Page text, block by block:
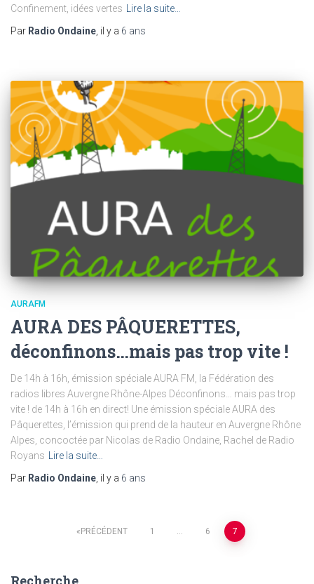
Confinement, idées vertes Lire la suite…
Par Radio Ondaine, il y a 6 ans
AURAFM
AURA DES PÂQUERETTES,
déconfinons…mais pas trop vite !
De 14h à 16h, émission spéciale AURA FM, la Fédération des
radios libres Auvergne Rhône-Alpes Déconfinons… mais pas trop
vite ! de 14h à 16h en direct! Une émission spéciale AURA des
Pâquerettes, l’émission qui prend de la hauteur en Auvergne Rhône
Alpes, concoctée par Nicolas de Radio Ondaine, Rachel de Radio
Royans
Lire la suite…
Par Radio Ondaine , il y a 6 ans
PaginationPRÉCÉDENT 1 … 6 7
Recherche